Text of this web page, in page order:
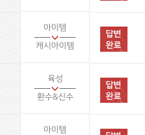
아이템
캐시아이템
육성
환수&신수
아이템